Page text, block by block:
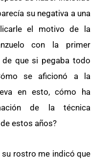
su negativa a una
el motivo de la
con la primer
de que si pegaba todo
se aficionó a la
en esto, cómo ha
de la técnica
estos años?
rostro me indicó que